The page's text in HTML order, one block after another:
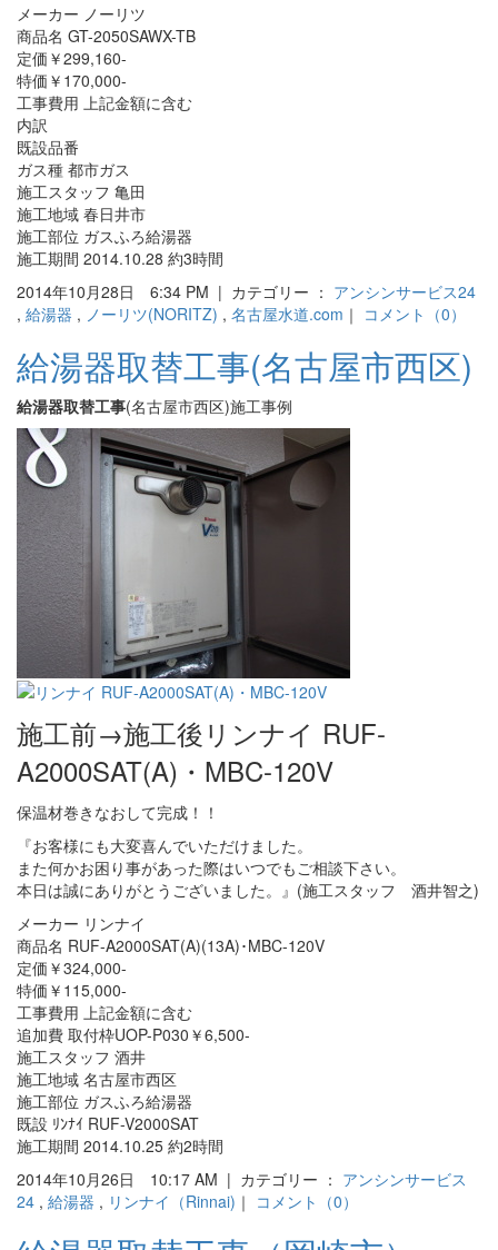
メーカー ノーリツ
商品名 GT-2050SAWX-TB
定価￥299,160-
特価￥170,000-
工事費用 上記金額に含む
内訳
既設品番
ガス種 都市ガス
施工スタッフ 亀田
施工地域 春日井市
施工部位 ガスふろ給湯器
施工期間 2014.10.28 約3時間
2014年10月28日 6:34 PM | カテゴリー ： アンシンサービス24
, 給湯器 , ノーリツ(NORITZ) , 名古屋水道.com ｜ コメント（0）
給湯器取替工事(名古屋市西区)
給湯器取替工事(名古屋市西区)施工事例
施工前→施工後リンナイ RUF-
A2000SAT(A)・MBC-120V
保温材巻きなおして完成！！
『お客様にも大変喜んでいただけました。
また何かお困り事があった際はいつでもご相談下さい。
本日は誠にありがとうございました。』(施工スタッフ 酒井智之)
メーカー リンナイ
商品名 RUF-A2000SAT(A)(13A)･MBC-120V
定価￥324,000-
特価￥115,000-
工事費用 上記金額に含む
追加費 取付枠UOP-P030￥6,500-
施工スタッフ 酒井
施工地域 名古屋市西区
施工部位 ガスふろ給湯器
既設 ﾘﾝﾅｲ RUF-V2000SAT
施工期間 2014.10.25 約2時間
2014年10月26日 10:17 AM | カテゴリー ： アンシンサービス
24 , 給湯器 , リンナイ（Rinnai) ｜ コメント（0）